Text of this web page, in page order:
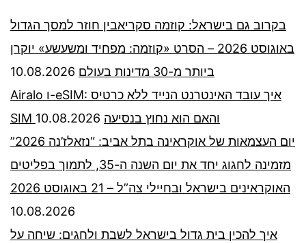
בקרוב גם בישראל: קוזמה סקריאבין חוזר למסך הגדול
באוגוסט 2026 – הסרט «קוזמה: מפחיד ומשעשע» יוקרן
ביותר מ-30 מדינות בעולם
10.08.2026
Airalo ו-eSIM: איך עובד האינטרנט הנייד ללא כרטיס
SIM והאם הוא נחוץ בנסיעה 10.08.2026
יום העצמאות של אוקראינה בתל אביב: “נזאלז’נה 2026”
מזמינה לחגוג יחד את יום השנה ה-35, לתמוך בפליטים
האוקראינים בישראל ובחיילי צה”ל – 21 באוגוסט 2026
10.08.2026
איך להכין בית גדול בישראל לשבת ולחגים: שיחה על